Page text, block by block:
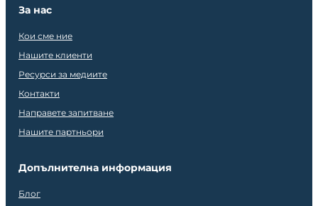
За нас
Кои сме ние
Нашите клиенти
Ресурси за медиите
Контакти
Направете запитване
Нашите партньори
Допълнителна информация
Блог